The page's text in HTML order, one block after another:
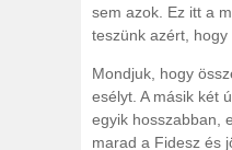
sem azok. Ez itt a
teszünk azért, hogy
Mondjuk, hogy
esélyt. A másik két
egyik hosszabban,
marad a Fidesz és